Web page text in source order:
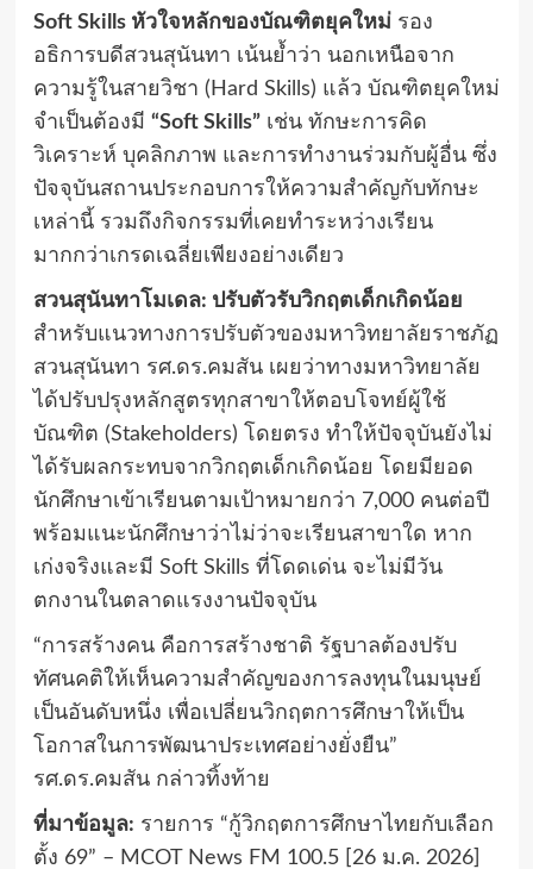
Soft Skills หัวใจหลักของบัณฑิตยุคใหม่ รอง
อธิการบดีสวนสุนันทา เน้นย้ำว่า นอกเหนือจาก
ความรู้ในสายวิชา (Hard Skills) แล้ว บัณฑิตยุคใหม่
จำเป็นต้องมี “Soft Skills”เช่น ทักษะการคิด
วิเคราะห์ บุคลิกภาพ และการทำงานร่วมกับผู้อื่น ซึ่ง
ปัจจุบันสถานประกอบการให้ความสำคัญกับทักษะ
เหล่านี้ รวมถึงกิจกรรมที่เคยทำระหว่างเรียน
มากกว่าเกรดเฉลี่ยเพียงอย่างเดียว
สวนสุนันทาโมเดล: ปรับตัวรับวิกฤตเด็กเกิดน้อย
สำหรับแนวทางการปรับตัวของมหาวิทยาลัยราชภัฏ
สวนสุนันทา รศ.ดร.คมสัน เผยว่าทางมหาวิทยาลัย
ได้ปรับปรุงหลักสูตรทุกสาขาให้ตอบโจทย์ผู้ใช้
บัณฑิต (Stakeholders) โดยตรง ทำให้ปัจจุบันยังไม่
ได้รับผลกระทบจากวิกฤตเด็กเกิดน้อย โดยมียอด
นักศึกษาเข้าเรียนตามเป้าหมายกว่า 7,000 คนต่อปี
พร้อมแนะนักศึกษาว่าไม่ว่าจะเรียนสาขาใด หาก
เก่งจริงและมี Soft Skills ที่โดดเด่น จะไม่มีวัน
ตกงานในตลาดแรงงานปัจจุบัน
“การสร้างคน คือการสร้างชาติ รัฐบาลต้องปรับ
ทัศนคติให้เห็นความสำคัญของการลงทุนในมนุษย์
เป็นอันดับหนึ่ง เพื่อเปลี่ยนวิกฤตการศึกษาให้เป็น
โอกาสในการพัฒนาประเทศอย่างยั่งยืน”
รศ.ดร.คมสัน กล่าวทิ้งท้าย
ที่มาข้อมูล: รายการ “กู้วิกฤตการศึกษาไทยกับเลือก
ตั้ง 69” – MCOT News FM 100.5 [26 ม.ค. 2026]